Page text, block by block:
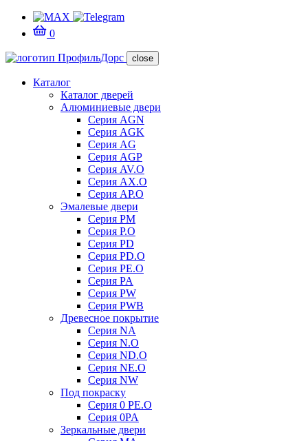
0
close
Каталог
Каталог дверей
Алюминиевые двери
Серия AGN
Серия AGK
Серия AG
Серия AGP
Серия AV.O
Серия AX.O
Серия AP.O
Эмалевые двери
Серия PM
Серия P.O
Серия PD
Серия PD.O
Серия PE.O
Серия PA
Серия PW
Серия PWB
Древесное покрытие
Серия NA
Серия N.O
Серия ND.O
Серия NE.O
Серия NW
Под покраску
Серия 0 PE.O
Серия 0PA
Зеркальные двери